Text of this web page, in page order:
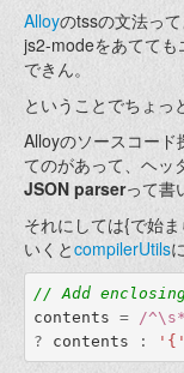
Alloyのtssの文法っ
js2-modeをあてて
できん。
ということでちょっ
Alloyのソースコー
てのがあって、ヘッ
JSON parserって書
それにしては{で始
いくとcompilerUtils
// Add
contents = /
?
contents : '{'